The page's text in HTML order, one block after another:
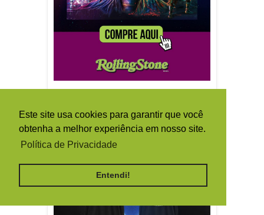
Este site usa cookies para garantir que você
obtenha a melhor experiência em nosso site.
Política de Privacidade
Entendi!